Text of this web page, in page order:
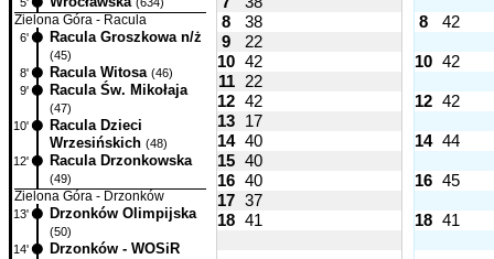
Zielona Góra - Racula
6' Racula Groszkowa n/ż
(45)
8'
Racula Witosa (46)
9'
Racula Św. Mikołaja
(47)
10'
Racula Dzieci
Wrzesińskich (48)
12'
Racula Drzonkowska
(49)
Zielona Góra - Drzonków
13' Drzonków Olimpijska
(50)
14'
Drzonków - WOSiR
8
38 8
42
9
22
10 42 10 42
11
22
12 42 12 42
13 17
14 40 14 44
15 40
16 40 16 45
17 37
18 41 18 41